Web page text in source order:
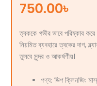
750.00৳
ত্বককে গভীর ভাবে পরিষ্কার
নিয়মিত ব্যবহারে ত্বকের দাগ,
তুলবে সুন্দর ও আকর্ষণীয়।
পণ্য: ডিপ ক্লিনজিং